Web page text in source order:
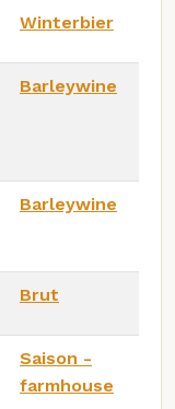
Winterbier
Barleywine
Barleywine
Brut
Saison -
farmhouse